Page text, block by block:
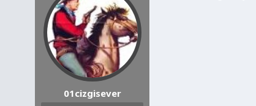
01cizgisever